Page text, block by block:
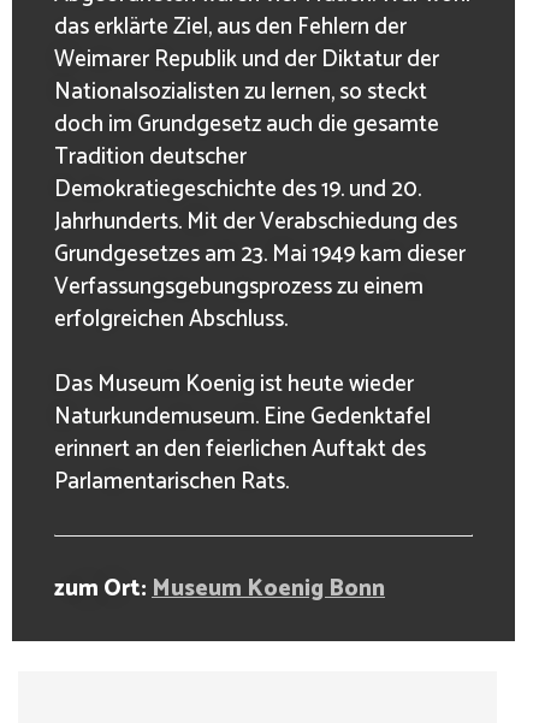
das erklärte Ziel, aus den Fehlern der
Weimarer Republik und der Diktatur der
Nationalsozialisten zu lernen, so steckt
doch im Grundgesetz auch die gesamte
Tradition deutscher
Demokratiegeschichte des 19. und 20.
Jahrhunderts. Mit der Verabschiedung des
Grundgesetzes am 23. Mai 1949 kam dieser
Verfassungsgebungsprozess zu einem
erfolgreichen Abschluss.
Das Museum Koenig ist heute wieder
Naturkundemuseum. Eine Gedenktafel
erinnert an den feierlichen Auftakt des
Parlamentarischen Rats.
zum Ort:Museum Koenig Bonn